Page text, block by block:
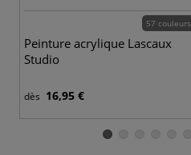
57 couleurs
Peinture acrylique Lascaux
Studio
dès 16,95 €